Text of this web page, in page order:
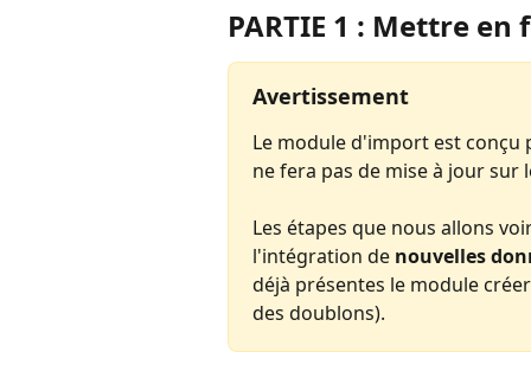
PARTIE 1 : Mettre
Avertissement
Le module d'import est
ne fera pas de mise à jour sur
Les étapes que nous allons
l'intégration de nouvelles
déjà présentes le module
des doublons).